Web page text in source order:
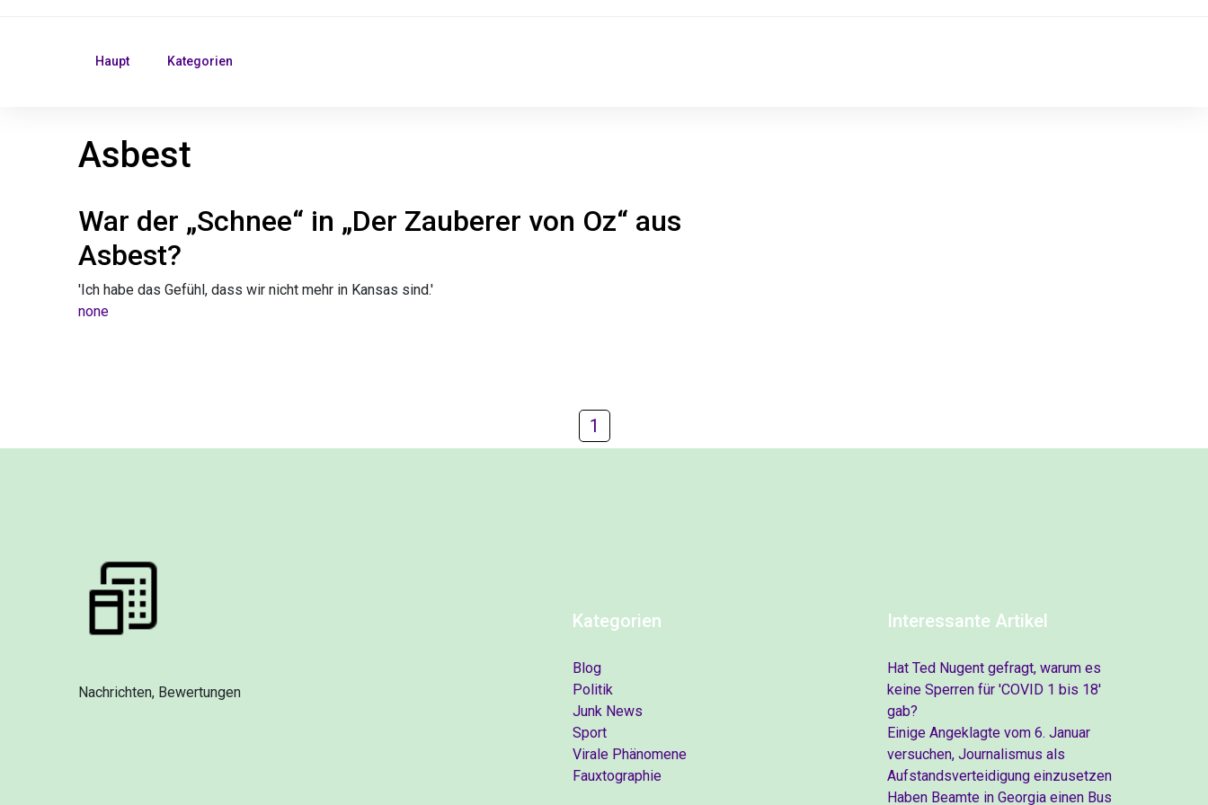
Haupt Kategorien
Asbest
War der „Schnee“ in „Der Zauberer von Oz“ aus
Asbest?
'Ich habe das Gefühl, dass wir nicht mehr in Kansas sind.'
none
1
Nachrichten, Bewertungen
Kategorien
Blog
Politik
Junk News
Sport
Virale Phänomene
Fauxtographie
Interessante Artikel
Hat Ted Nugent gefragt, warum es
keine Sperren für 'COVID 1 bis 18'
gab?
Einige Angeklagte vom 6. Januar
versuchen, Journalismus als
Aufstandsverteidigung einzusetzen
Haben Beamte in Georgia einen Bus